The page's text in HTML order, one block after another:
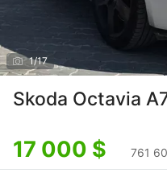
1/17
Skoda Octavia
17 000 $ 761